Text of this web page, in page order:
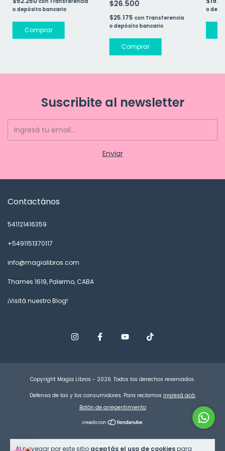
Al navegar por este sitio aceptás el uso de cookiespara
o depósito bancario
$26.500
$25.175 con Transferencia
o depósito bancario
o
Suscribite al newsletter
Contactános
541121416359
+5491151370117
info@magialibros.com
Thames 1619, Palermo, CABA
¡Visitá nuestro Blog!
Copyright Magia Libros - 2026. Todos los derechos reservados.
Defensa de las y los consumidores. Para reclamos ingresá acá.
Botón de arrepentimiento